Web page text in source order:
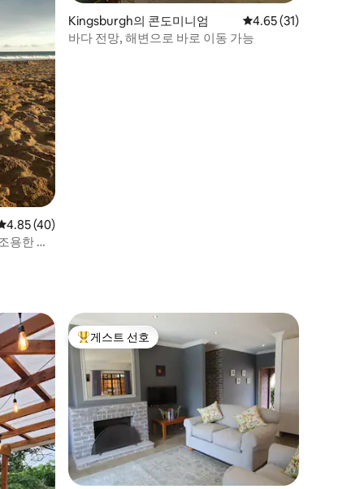
점 4.85점(5점 만점), 후기 40개
4.85 (40)
용한 아
Kingsburgh의 콘도미니엄 평점 4.65점(5점 만점
4.65 (31)
바다 전망, 해변으로 바로 이동 가능
상위 게스트 선호
게스트 선호